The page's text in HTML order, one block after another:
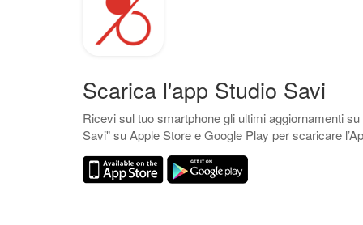
Scarica l'app Studio Savi
Ricevi sul tuo smartphone gli ultimi aggiornamenti
Savi" su Apple Store e Google Play per scaricare